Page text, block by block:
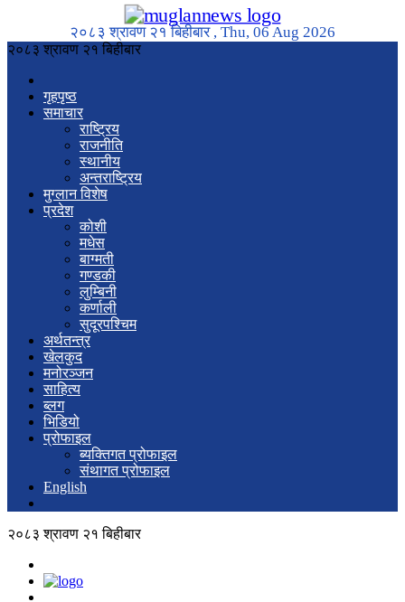
२०८३ श्रावण २१ बिहीबार , Thu, 06 Aug 2026
२०८३ श्रावण २१ बिहीबार
गृहपृष्ठ
समाचार
राष्ट्रिय
राजनीति
स्थानीय
अन्तराष्ट्रिय
मुग्लान विशेष
प्रदेश
कोशी
मधेस
बाग्मती
गण्डकी
लुम्बिनी
कर्णाली
सुदूरपश्चिम
अर्थतन्त्र
खेलकुद
मनोरञ्जन
साहित्य
ब्लग
भिडियो
प्रोफाइल
ब्यक्तिगत प्रोफाइल
संथागत प्रोफाइल
English
२०८३ श्रावण २१ बिहीबार